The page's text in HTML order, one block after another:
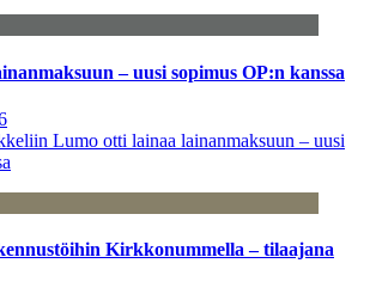
– uusi sopimus OP:n kanssa
Lumo otti lainaa lainanmaksuun – uusi
Kirkkonummella – tilaajana